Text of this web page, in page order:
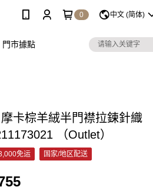
0 中文 (简体)
門市據點
卡棕羊絨半門襟拉鍊針織
（Outlet）
免运 国家/地区配送